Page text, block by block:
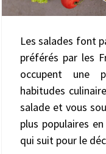
Les salades font
préférés par les
occupent une
habitudes
salade et vous
plus populaires
qui suit pour le